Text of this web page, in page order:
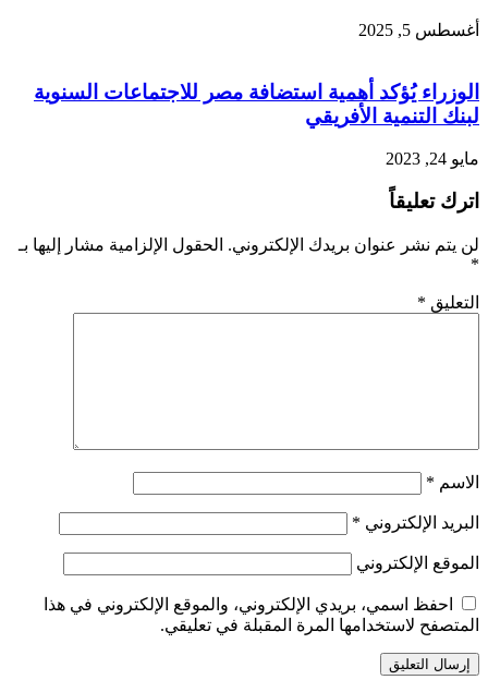
أغسطس 5, 2025
الوزراء يُؤكد أهمية استضافة مصر للاجتماعات السنوية
لبنك التنمية الأفريقي
مايو 24, 2023
اترك تعليقاً
لن يتم نشر عنوان بريدك الإلكتروني. الحقول الإلزامية مشار إليها بـ
*
التعليق *
الاسم *
البريد الإلكتروني *
الموقع الإلكتروني
احفظ اسمي، بريدي الإلكتروني، والموقع الإلكتروني في هذا
المتصفح لاستخدامها المرة المقبلة في تعليقي.